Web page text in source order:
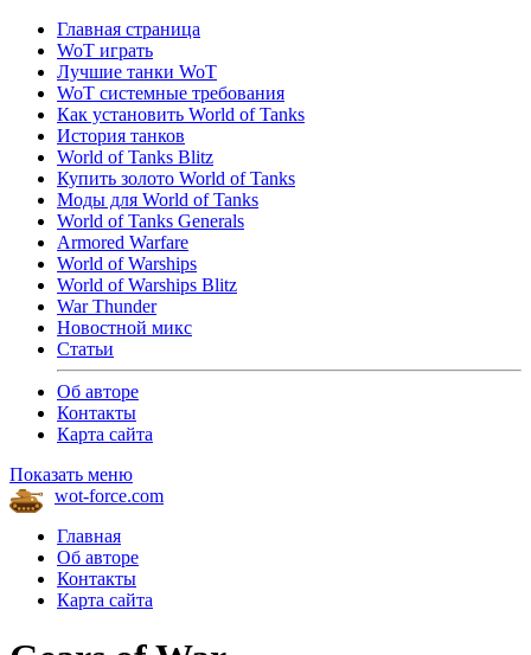
Главная страница
WoT играть
Лучшие танки WoT
WoT системные требования
Как установить World of Tanks
История танков
World of Tanks Blitz
Купить золото World of Tanks
Моды для World of Tanks
World of Tanks Generals
Armored Warfare
World of Warships
World of Warships Blitz
War Thunder
Новостной микс
Статьи
Об авторе
Контакты
Карта сайта
Показать меню
wot-force.com
Главная
Об авторе
Контакты
Карта сайта